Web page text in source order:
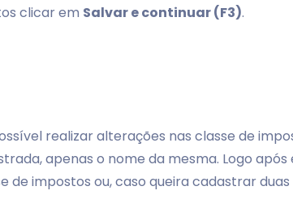
clicar em Salvar e continuar (F3).
realizar alterações nas classe de
apenas o nome da mesma. Logo
de impostos ou, caso queira cadastrar